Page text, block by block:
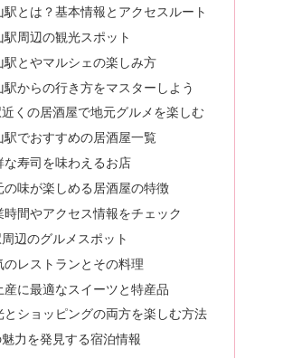
駅とは？基本情報とアクセスルート
駅周辺の観光スポット
駅とやマルシェの楽しみ方
駅からの行き方をマスターしよう
くの居酒屋で地元グルメを楽しむ
駅でおすすめの居酒屋一覧
な寿司を味わえるお店
の味が楽しめる居酒屋の特徴
時間やアクセス情報をチェック
辺のグルメスポット
のレストランとその料理
産に最適なスイーツと特産品
とショッピングの両方を楽しむ方法
力を発見する宿泊情報